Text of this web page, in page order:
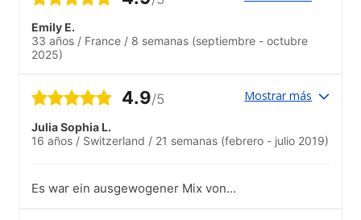
Emily E.
33 años / France / 8 semanas (septiembre - octubre
2025)
4.9/5 Mostrar más
Julia Sophia L.
16 años / Switzerland / 21 semanas (febrero - julio 2019)
Es war ein ausgewogener Mix von